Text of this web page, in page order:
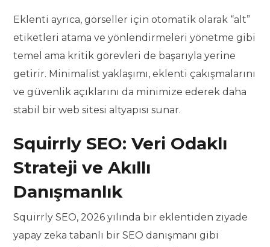
Eklenti ayrıca, görseller için otomatik olarak “alt”
etiketleri atama ve yönlendirmeleri yönetme gibi
temel ama kritik görevleri de başarıyla yerine
getirir. Minimalist yaklaşımı, eklenti çakışmalarını
ve güvenlik açıklarını da minimize ederek daha
stabil bir web sitesi altyapısı sunar.
Squirrly SEO: Veri Odaklı
Strateji ve Akıllı
Danışmanlık
Squirrly SEO, 2026 yılında bir eklentiden ziyade
yapay zeka tabanlı bir SEO danışmanı gibi